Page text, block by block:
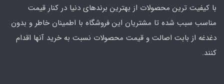
با کیفیت‌ ترین محصولات از بهترین برندهای دنیا در کنار قیمت
مناسب سبب شده تا مشتریان این فروشگاه با اطمینان خاطر و بدون
دغدغه از بابت اصالت و قیمت محصولات نسبت به خرید آنها اقدام
کنند.